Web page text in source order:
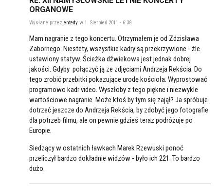
ORGANOWE
Wysłane przez entedy w 1. Sierpień 2011 - 6:38
Mam nagranie z tego koncertu. Otrzymałem je od Zdzisława
Zabornego. Niestety, wszystkie kadry są przekrzywione - żle
ustawiony statyw. Ścieżka dźwiekowa jest jednak dobrej
jakości. Gdyby połączyć ją ze zdjęciami Andrzeja Rekścia. Do
tego zrobić przebitki pokazujące urodę kościoła. Wyprostować
programowo kadr video. Wyszłoby z tego piękne i niezwykle
wartościowe nagranie. Może ktoś by tym się zajął? Ja spróbuje
dotrzeć jeszcze do Andrzeja Rekścia, by zdobyć jego fotografie
dla potrzeb filmu, ale on pewnie gdzieś teraz podróżuje po
Europie.
Siedzący w ostatnich ławkach Marek Rzewuski ponoć
przeliczył bardzo dokładnie widzów - było ich 221. To bardzo
dużo.